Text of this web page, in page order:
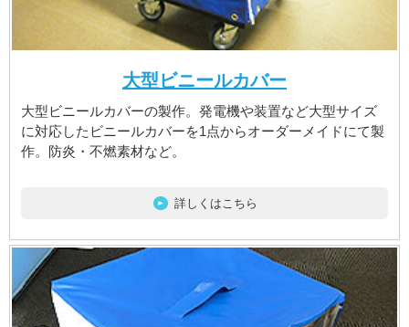
大型ビニールカバー
大型ビニールカバーの製作。発電機や装置など大型サイズ
に対応したビニールカバーを1点からオーダーメイドにて製
作。防炎・不燃素材など。
詳しくはこちら